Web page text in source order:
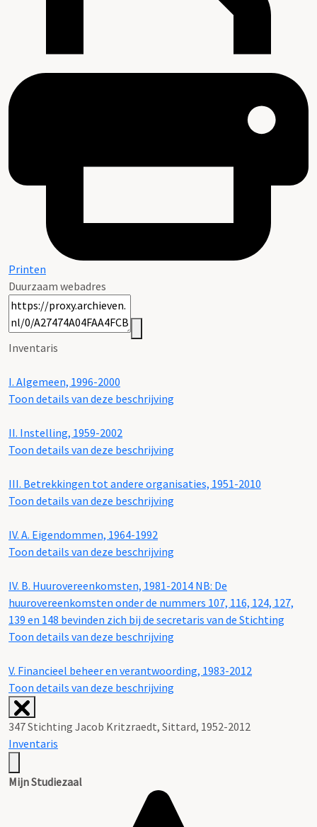
Printen
Duurzaam webadres
Inventaris
I. Algemeen, 1996-2000
Toon details van deze beschrijving
II. Instelling, 1959-2002
Toon details van deze beschrijving
III. Betrekkingen tot andere organisaties, 1951-2010
Toon details van deze beschrijving
IV. A. Eigendommen, 1964-1992
Toon details van deze beschrijving
IV. B. Huurovereenkomsten, 1981-2014 NB: De
huurovereenkomsten onder de nummers 107, 116, 124, 127,
139 en 148 bevinden zich bij de secretaris van de Stichting
Toon details van deze beschrijving
V. Financieel beheer en verantwoording, 1983-2012
Toon details van deze beschrijving
347 Stichting Jacob Kritzraedt, Sittard, 1952-2012
Inventaris
Mijn Studiezaal